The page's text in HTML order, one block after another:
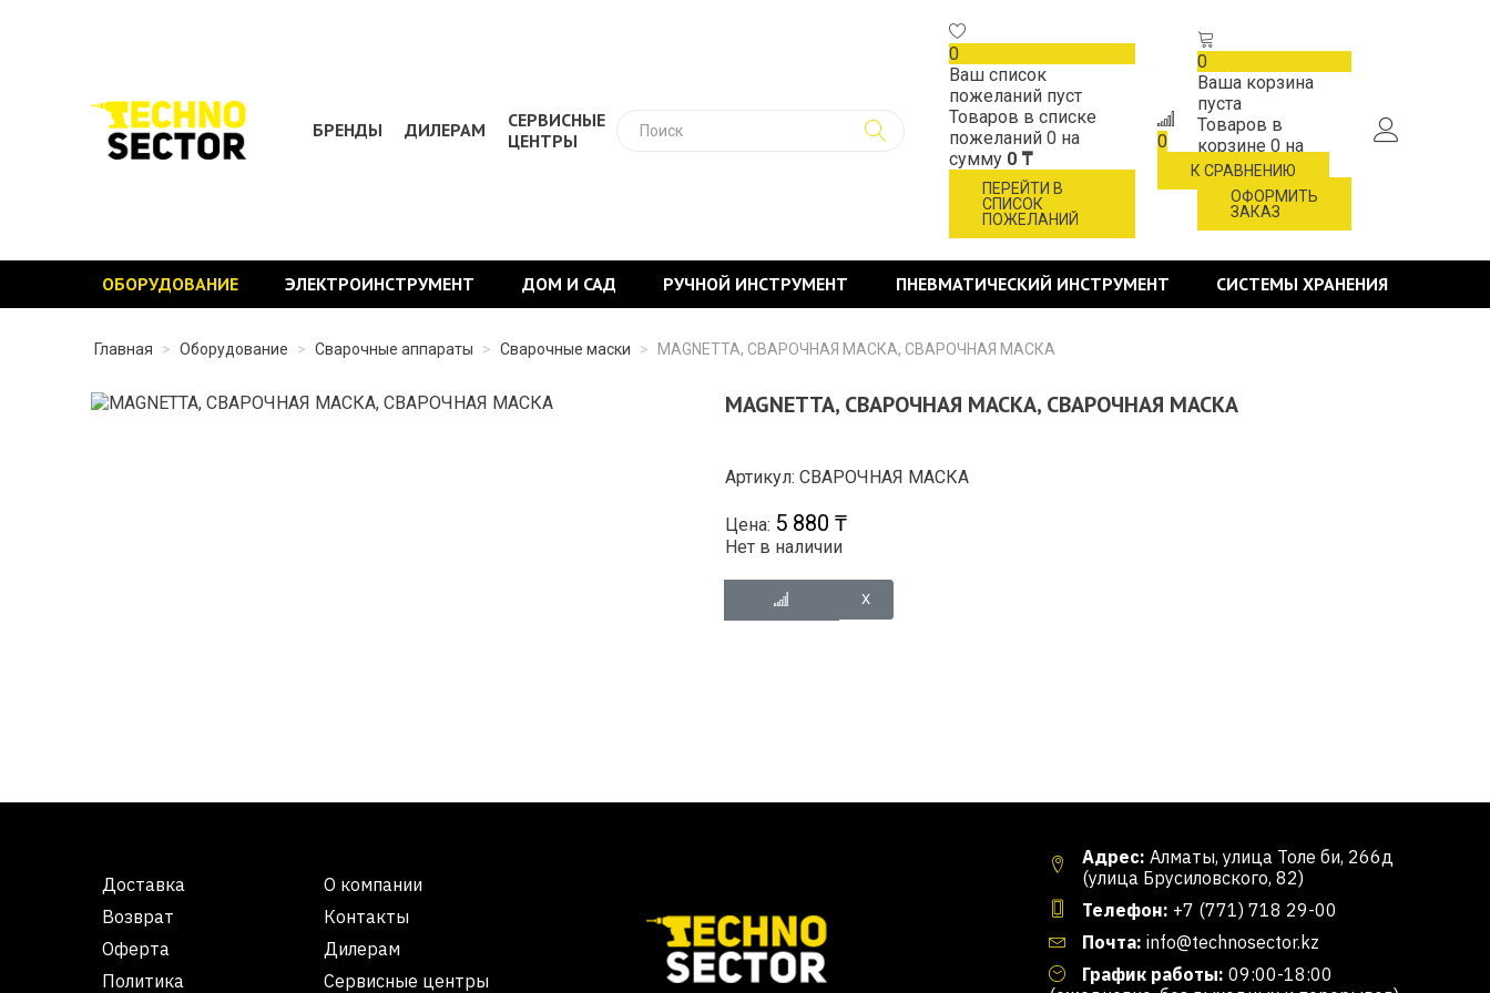
БРЕНДЫ ДИЛЕРАМ
СЕРВИСНЫЕ
ЦЕНТРЫ
0
Ваш список
пожеланий пуст
Товаров в списке
пожеланий 0 на
сумму 0 ₸
ПЕРЕЙТИ В
СПИСОК
ПОЖЕЛАНИЙ
0
К СРАВНЕНИЮ
0
Ваша корзина
пуста
Товаров в
корзине 0 на
сумму0 ₸
ОФОРМИТЬ
ЗАКАЗ
ОБОРУДОВАНИЕ ЭЛЕКТРОИНСТРУМЕНТ ДОМ И САД РУЧНОЙ ИНСТРУМЕНТ ПНЕВМАТИЧЕСКИЙ ИНСТРУМЕНТ СИСТЕМЫ ХРАНЕНИЯ
Главная > Оборудование > Сварочные аппараты > Сварочные маски > MAGNETTA, СВАРОЧНАЯ МАСКА, СВАРОЧНАЯ МАСКА
MAGNETTA, СВАРОЧНАЯ МАСКА, СВАРОЧНАЯ МАСКА
Артикул: СВАРОЧНАЯ МАСКА
Цена: 5 880 ₸
Нет в наличии
Доставка
О компании
Возврат
Контакты
Оферта
Дилерам
Политика
Сервисные центры
Адрес: Алматы, улица Толе би, 266д
(улица Брусиловского, 82)
Телефон: +7 (771) 718 29-00
Почта: info@technosector.kz
График работы: 09:00-18:00